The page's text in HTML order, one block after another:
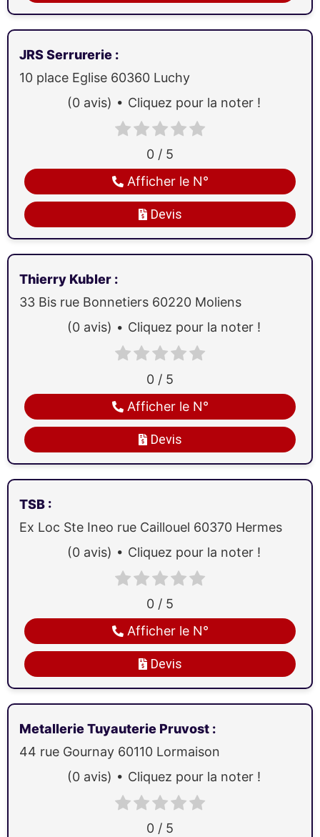
JRS Serrurerie :
10 place Eglise 60360 Luchy
Devis
Afficher le N°
0 / 5
(0 avis) Cliquez pour la noter !
Thierry Kubler :
33 Bis rue Bonnetiers 60220 Moliens
Devis
Afficher le N°
0 / 5
(0 avis) Cliquez pour la noter !
TSB :
Ex Loc Ste Ineo rue Caillouel 60370 Hermes
Devis
Afficher le N°
0 / 5
(0 avis) Cliquez pour la noter !
Metallerie Tuyauterie Pruvost :
44 rue Gournay 60110 Lormaison
0 / 5
(0 avis) Cliquez pour la noter !